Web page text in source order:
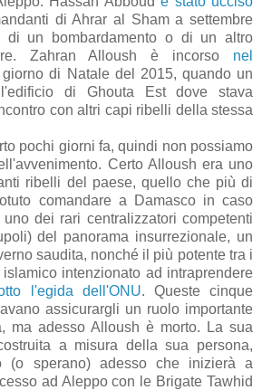
di Ahrar al Sham a settembre
di un bombardamento o di un altro
Zahran Alloush è incorso nel
di Natale del 2015, quando un
di Ghouta Est dove stava
con altri capi ribelli della stessa
pochi giorni fa, quindi non possiamo
Certo Alloush era uno
ribelli del paese, quello che più di
comandare a Damasco in caso
dei rari centralizzatori competenti
del panorama insurrezionale, un
saudita, nonché il più potente tra i
intenzionato ad intraprendere
l'egida dell'ONU. Queste cinque
assicurargli un ruolo importante
ma adesso Alloush è morto. La sua
a misura della sua persona,
(o sperano) adesso che inizierà a
ad Aleppo con le Brigate Tawhid